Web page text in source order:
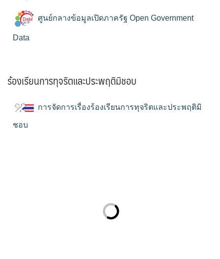
ศูนย์กลางข้อมูลเปิดภาครัฐ Open Government
Data
ร้องเรียนการทุจริตและประพฤติมิชอบ
การจัดการเรื่องร้องเรียนการทุจริตและประพฤติมิ
ชอบ